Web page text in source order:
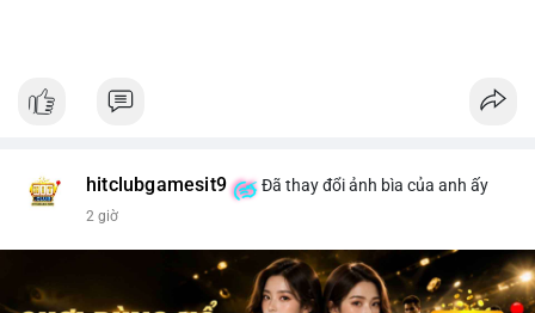
hitclubgamesit9 Đã thay đổi ảnh bìa của anh ấy
2 giờ